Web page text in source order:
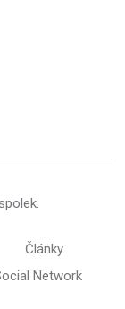
Články
Network